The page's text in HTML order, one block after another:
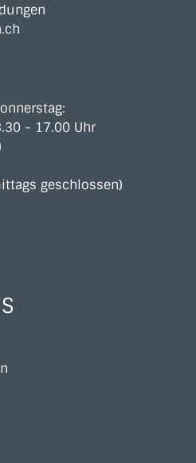
- 17.00 Uhr
geschlossen)